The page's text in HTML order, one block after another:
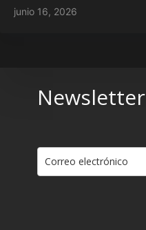
junio 16, 2026
Newsletter